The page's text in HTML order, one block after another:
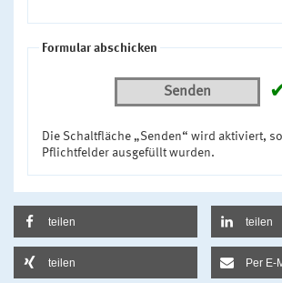
Formular abschicken
Senden
Die Schaltfläche „Senden“ wird aktiviert,
Pflichtfelder ausgefüllt wurden.
teilen teilen
teilen Per E-